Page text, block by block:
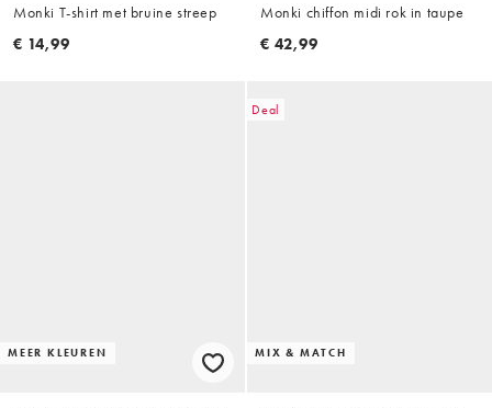
Monki T-shirt met bruine streep
€ 14,99
Monki chiffon midi rok in taupe
€ 42,99
MEER KLEUREN
Deal
MIX & MATCH